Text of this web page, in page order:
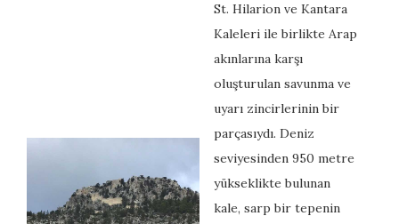
St. Hilarion ve Kantara
Kaleleri ile birlikte Arap
akınlarına karşı
oluşturulan savunma ve
uyarı zincirlerinin bir
parçasıydı. Deniz
seviyesinden 950 metre
yükseklikte bulunan
kale, sarp bir tepenin